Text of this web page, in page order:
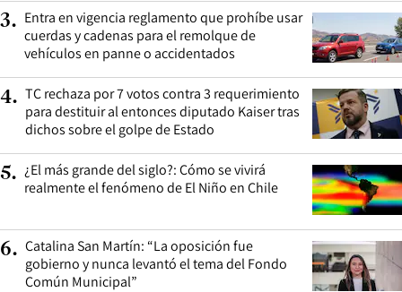
3. Entra en vigencia reglamento que prohíbe usar
cuerdas y cadenas para el remolque de
vehículos en panne o accidentados
4. TC rechaza por 7 votos contra 3 requerimiento
para destituir al entonces diputado Kaiser tras
dichos sobre el golpe de Estado
5. ¿El más grande del siglo?: Cómo se vivirá
realmente el fenómeno de El Niño en Chile
6. Catalina San Martín: “La oposición fue
gobierno y nunca levantó el tema del Fondo
Común Municipal”